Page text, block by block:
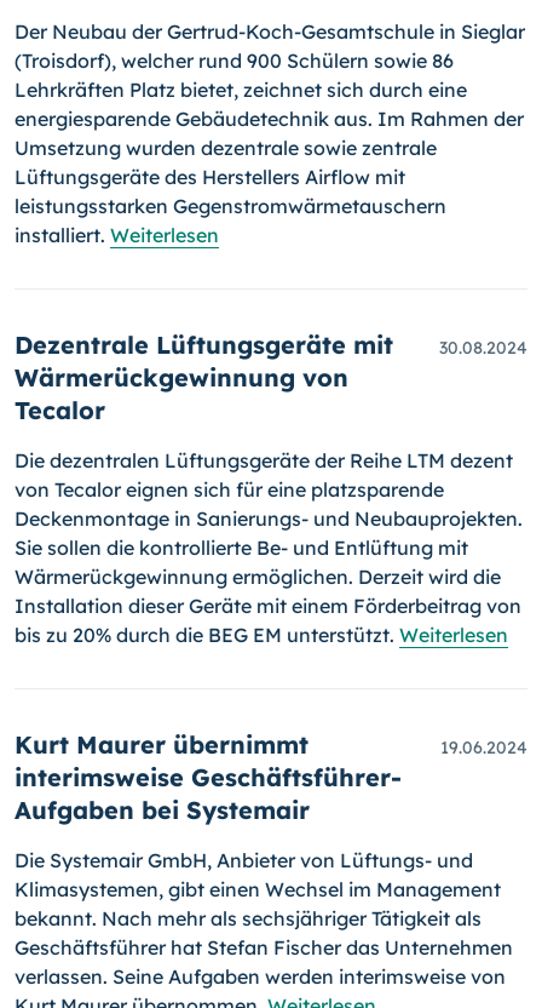
Der Neubau der Gertrud-Koch-Gesamtschule in Sieglar
(Troisdorf), welcher rund 900 Schülern sowie 86
Lehrkräften Platz bietet, zeichnet sich durch eine
energiesparende Gebäudetechnik aus. Im Rahmen der
Umsetzung wurden dezentrale sowie zentrale
Lüftungsgeräte des Herstellers Airflow mit
leistungsstarken Gegenstromwärmetauschern
installiert. Weiterlesen
Dezentrale Lüftungsgeräte mit
Wärmerückgewinnung von
Tecalor
30.08.2024
Die dezentralen Lüftungsgeräte der Reihe LTM dezent
von Tecalor eignen sich für eine platzsparende
Deckenmontage in Sanierungs- und Neubauprojekten.
Sie sollen die kontrollierte Be- und Entlüftung mit
Wärmerückgewinnung ermöglichen. Derzeit wird die
Installation dieser Geräte mit einem Förderbeitrag von
bis zu 20% durch die BEG EM unterstützt. Weiterlesen
Kurt Maurer übernimmt
interimsweise Geschäftsführer-
Aufgaben bei Systemair
19.06.2024
Die Systemair GmbH, Anbieter von Lüftungs- und
Klimasystemen, gibt einen Wechsel im Management
bekannt. Nach mehr als sechsjähriger Tätigkeit als
Geschäftsführer hat Stefan Fischer das Unternehmen
verlassen. Seine Aufgaben werden interimsweise von